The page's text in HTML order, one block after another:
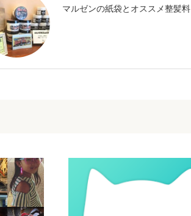
マルゼンの紙袋とオススメ整髪料